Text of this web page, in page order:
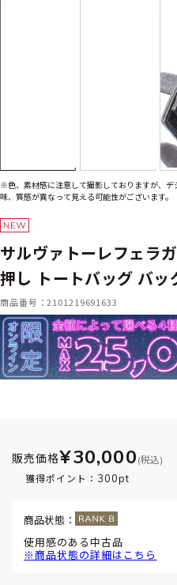
※色、素材感に注意して撮影しておりますが、
味、質感が異なって見える可能性がございます。
サルヴァトーレフェラ
押し トートバッグ バッ
商品番号：2101219691633
販売価格¥30,000 (税込)
獲得ポイント： 300pt
商品状態：
使用感のある中古品
※商品状態の詳細はこちら